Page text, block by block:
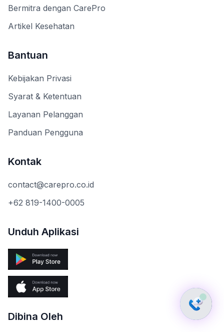
Bermitra dengan CarePro
Artikel Kesehatan
Bantuan
Kebijakan Privasi
Syarat & Ketentuan
Layanan Pelanggan
Panduan Pengguna
Kontak
contact@carepro.co.id
+62 819-1400-0005
Unduh Aplikasi
Dibina Oleh